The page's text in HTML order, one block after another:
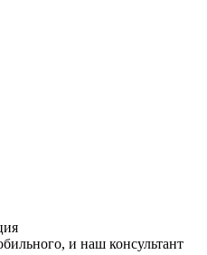
и наш консультант